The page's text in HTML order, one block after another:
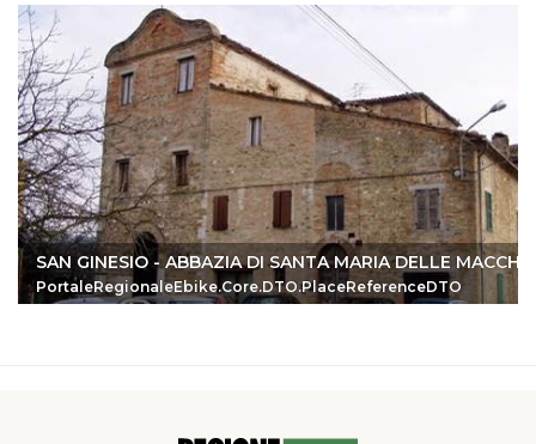
SAN GINESIO - ABBAZIA DI SANTA MARIA DELLE MACCHIE
PortaleRegionaleEbike.Core.DTO.PlaceReferenceDTO